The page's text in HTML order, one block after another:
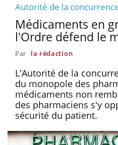
Autorité de la
Médicaments en
l'Ordre défend le
Par la rédaction
L'Autorité de la
du monopole des
médicaments non
des pharmaciens s'y
sécurité du patient.